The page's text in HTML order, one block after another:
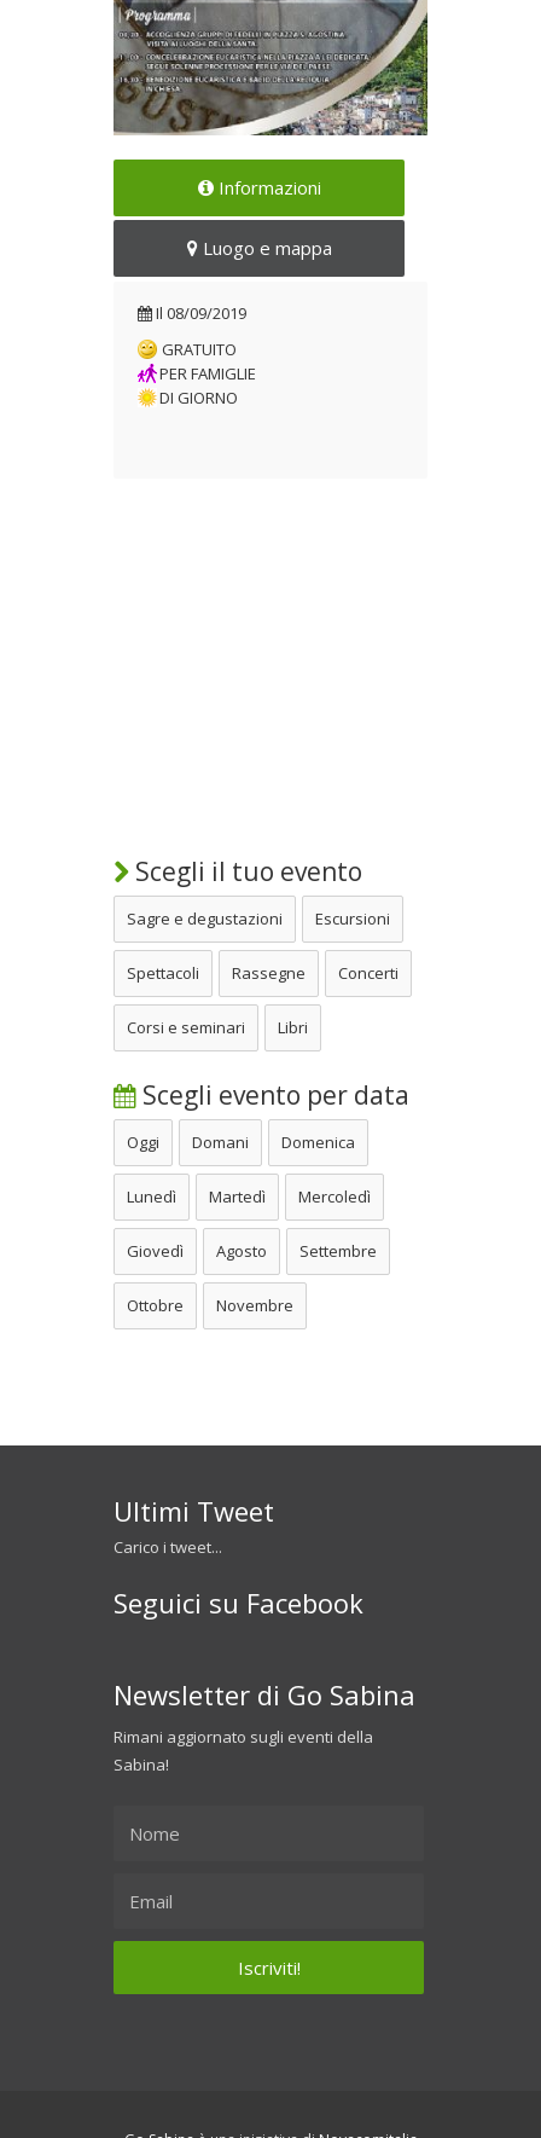
La solenne festa per la
Il 08/09/2019
Informazioni
Luogo e mappa
Il 08/09/2019
GRATUITO
PER FAMIGLIE
DI GIORNO
Scegli il tuo evento
Sagre e degustazioni Escursioni
Spettacoli Rassegne Concerti
Corsi e seminari Libri
Scegli evento per data
Oggi Domani Domenica
Lunedì Martedì Mercoledì
Giovedì Agosto Settembre
Ottobre Novembre
Ultimi Tweet
Carico i tweet...
Seguici su Facebook
Newsletter di Go Sabina
Rimani aggiornato sugli eventi della
Sabina!